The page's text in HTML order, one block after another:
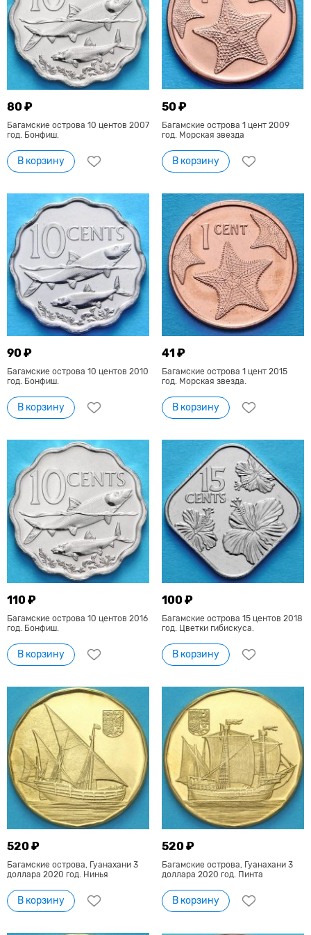
80 ₽
Багамские острова 10 центов 2007
год. Бонфиш.
В корзину
50 ₽
Багамские острова 1 цент 2009
год. Морская звезда
В корзину
90 ₽
Багамские острова 10 центов 2010
год. Бонфиш.
В корзину
41 ₽
Багамские острова 1 цент 2015
год. Морская звезда.
В корзину
110 ₽
Багамские острова 10 центов 2016
год. Бонфиш.
В корзину
100 ₽
Багамские острова 15 центов 2018
год. Цветки гибискуса.
В корзину
520 ₽
Багамские острова, Гуанахани 3
доллара 2020 год. Нинья
В корзину
520 ₽
Багамские острова, Гуанахани 3
доллара 2020 год. Пинта
В корзину